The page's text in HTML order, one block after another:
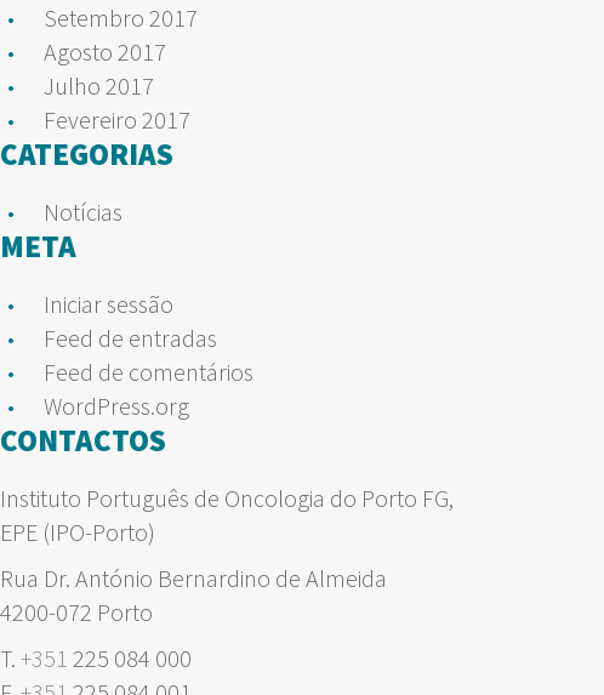
Setembro 2017
Agosto 2017
Julho 2017
Fevereiro 2017
CATEGORIAS
Notícias
META
Iniciar sessão
Feed de entradas
Feed de comentários
WordPress.org
CONTACTOS
Instituto Português de Oncologia do Porto FG,
EPE (IPO-Porto)
Rua Dr. António Bernardino de Almeida
4200-072 Porto
T. +351 225 084 000